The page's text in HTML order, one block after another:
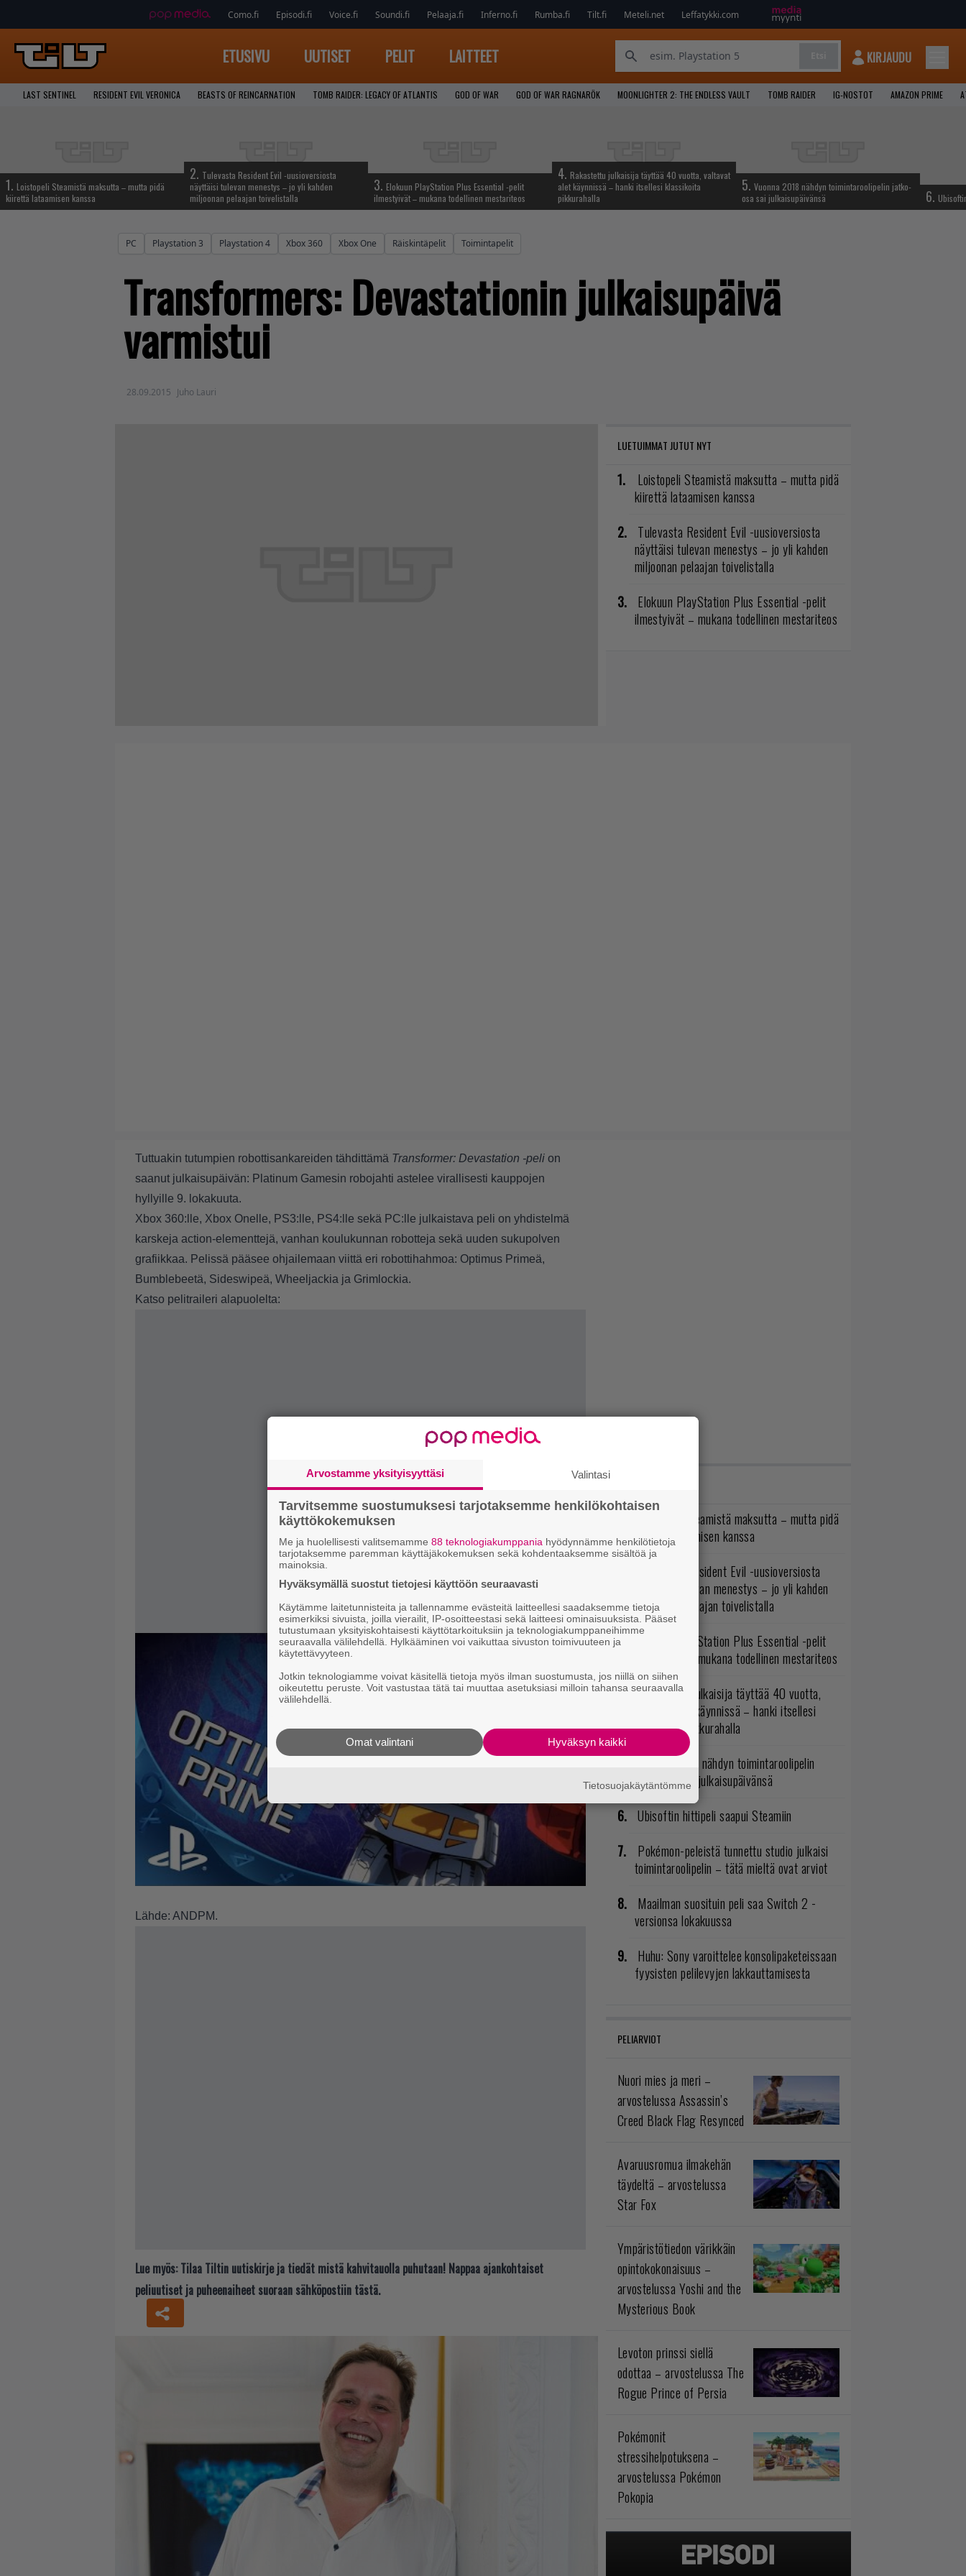
Como.fi Episodi.fi Voice.fi Soundi.fi Pelaaja.fi Inferno.fi Rumba.fi Tilt.fi Meteli.net Leffatykki.com
ETUSIVU UUTISET PELIT LAITTEET KIRJAUDU
LAST SENTINEL RESIDENT EVIL VERONICA BEASTS OF REINCARNATION TOMB RAIDER: LEGACY OF ATLANTIS GOD OF WAR GOD OF WAR RAGNARÖK MOONLIGHTER 2: THE ENDLESS VAULT TOMB RAIDER IG-NOSTOT AMAZON PRIME
1. Loistopeli Steamistä maksutta – mutta pidä
kiirettä lataamisen kanssa
2. Tulevasta Resident Evil -uusioversiosta
näyttäisi tulevan menestys – jo yli kahden
miljoonan pelaajan toivelistalla
3. Elokuun PlayStation Plus Essential -pelit
ilmestyivät – mukana todellinen mestariteos
4. Rakastettu julkaisija täyttää 40 vuotta, valtavat
alet käynnissä – hanki itsellesi klassikoita
pikkurahalla
5. Vuonna 2018 nähdyn toimintaroolipelin jatko-
osa sai julkaisupäivänsä
6.
PC Playstation 3 Playstation 4 Xbox 360 Xbox One Räiskintäpelit Toimintapelit
Transformers: Devastationin julkaisupäivä
varmistui
28.09.2015 Juho Lauri
LUETUIMMAT JUTUT NYT
Loistopeli Steamistä maksutta – mutta pidä
kiirettä lataamisen kanssa
Tulevasta Resident Evil -uusioversiosta
näyttäisi tulevan menestys – jo yli kahden
miljoonan pelaajan toivelistalla
Elokuun PlayStation Plus Essential -pelit
ilmestyivät – mukana todellinen mestariteos
Tuttuakin tutumpien robottisankareiden tähdittämä Transformer: Devastation -peli on
saanut julkaisupäivän: Platinum Gamesin robojahti astelee virallisesti kauppojen
hyllyille 9. lokakuuta.
Xbox 360:lle, Xbox Onelle, PS3:lle, PS4:lle sekä PC:lle julkaistava peli on yhdistelmä
karskeja action-elementtejä, vanhan koulukunnan robotteja sekä uuden sukupolven
grafiikkaa. Pelissä pääsee ohjailemaan viittä eri robottihahmoa: Optimus Primeä,
Bumblebeetä, Sideswipeä, Wheeljackia ja Grimlockia.
Katso pelitraileri alapuolelta:
Lähde: ANDPM.
Lue myös: Tilaa Tiltin uutiskirje ja tiedät mistä kahvitauolla puhutaan! Nappaa ajankohtaiset
peliuutiset ja puheenaiheet suoraan sähköpostiin tästä.
Loistopeli Steamistä maksutta – mutta pidä
kiirettä lataamisen kanssa
Tulevasta Resident Evil -uusioversiosta
näyttäisi tulevan menestys – jo yli kahden
miljoonan pelaajan toivelistalla
Elokuun PlayStation Plus Essential -pelit
ilmestyivät – mukana todellinen mestariteos
Rakastettu julkaisija täyttää 40 vuotta,
valtavat alet käynnissä – hanki itsellesi
klassikoita pikkurahalla
Vuonna 2018 nähdyn toimintaroolipelin
jatko-osa sai julkaisupäivänsä
Ubisoftin hittipeli saapui Steamiin
Pokémon-peleistä tunnettu studio julkaisi
toimintaroolipelin – tätä mieltä ovat arviot
Maailman suosituin peli saa Switch 2 -
versionsa lokakuussa
Huhu: Sony varoittelee konsolipaketeissaan
fyysisten pelilevyjen lakkauttamisesta
PELIARVIOT
Nuori mies ja meri –
arvostelussa Assassin’s
Creed Black Flag Resynced
Avaruusromua ilmakehän
täydeltä – arvostelussa
Star Fox
Ympäristötiedon värikkäin
opintokokonaisuus –
arvostelussa Yoshi and the
Mysterious Book
Levoton prinssi siellä
odottaa – arvostelussa The
Rogue Prince of Persia
Pokémonit
stressihelpotuksena –
arvostelussa Pokémon
Pokopia
Arvostamme yksityisyyttäsi Valintasi
Tarvitsemme suostumuksesi tarjotaksemme henkilökohtaisen
käyttökokemuksen
Me ja huolellisesti valitsemamme 88 teknologiakumppania hyödynnämme henkilötietoja
tarjotaksemme paremman käyttäjäkokemuksen sekä kohdentaaksemme sisältöä ja
mainoksia.
Hyväksymällä suostut tietojesi käyttöön seuraavasti
Käytämme laitetunnisteita ja tallennamme evästeitä laitteellesi saadaksemme tietoja
esimerkiksi sivuista, joilla vierailit, IP-osoitteestasi sekä laitteesi ominaisuuksista. Pääset
tutustumaan yksityiskohtaisesti käyttötarkoituksiin ja teknologiakumppaneihimme
seuraavalla välilehdellä. Hylkääminen voi vaikuttaa sivuston toimivuuteen ja
käytettävyyteen.
Jotkin teknologiamme voivat käsitellä tietoja myös ilman suostumusta, jos niillä on siihen
oikeutettu peruste. Voit vastustaa tätä tai muuttaa asetuksiasi milloin tahansa seuraavalla
välilehdellä.
Hyväksyn kaikki
Omat valintani
Tietosuojakäytäntömme